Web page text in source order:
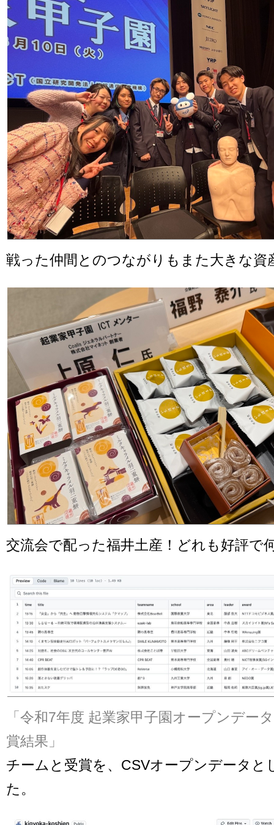
戦った仲間とのつながりもまた大きな資
交流会で配った福井土産！どれも好評で
「令和7年度 起業家甲子園オープンデー
賞結果」
チームと受賞を、CSVオープンデータと
た。